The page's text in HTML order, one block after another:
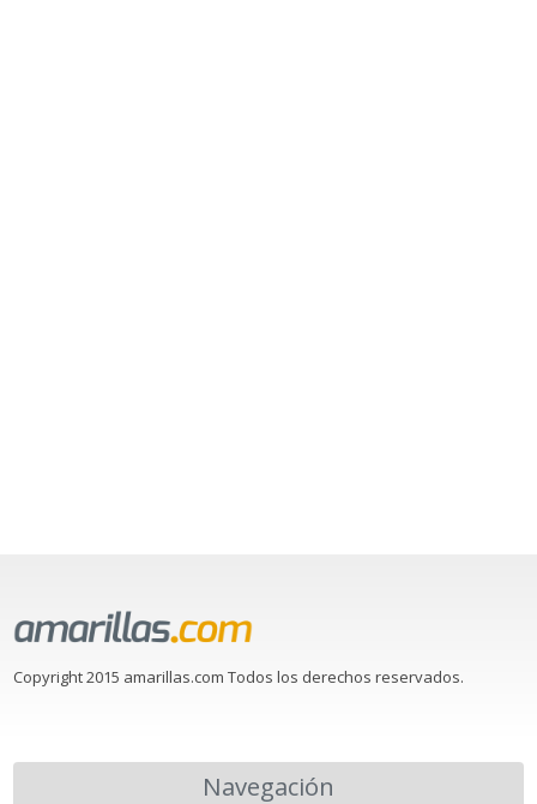
Copyright 2015 amarillas.com Todos los derechos reservados.
Navegación